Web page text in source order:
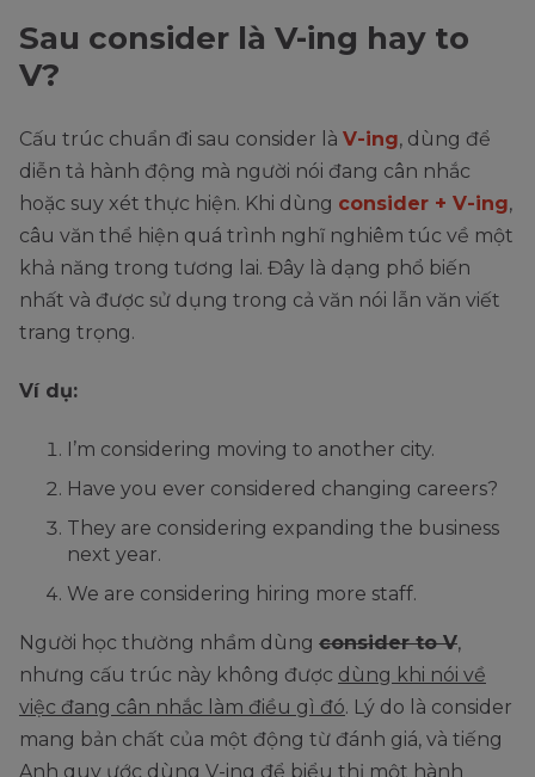
Sau consider là V-ing hay to
V?
Cấu trúc chuẩn đi sau consider là V-ing, dùng để
diễn tả hành động mà người nói đang cân nhắc
hoặc suy xét thực hiện. Khi dùng consider + V-ing,
câu văn thể hiện quá trình nghĩ nghiêm túc về một
khả năng trong tương lai. Đây là dạng phổ biến
nhất và được sử dụng trong cả văn nói lẫn văn viết
trang trọng.
Ví dụ:
I’m considering moving to another city.
Have you ever considered changing careers?
They are considering expanding the business
next year.
We are considering hiring more staff.
Người học thường nhầm dùng consider to V,
nhưng cấu trúc này không được dùng khi nói về
việc đang cân nhắc làm điều gì đó. Lý do là consider
mang bản chất của một động từ đánh giá, và tiếng
Anh quy ước dùng V-ing để biểu thị một hành